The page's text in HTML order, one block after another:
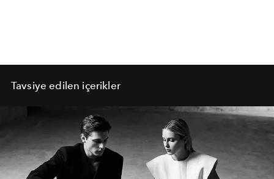
Tavsiye edilen içerikler